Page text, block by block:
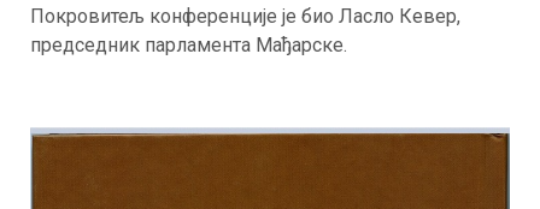
Покровитељ конференције је био Ласло Кевер,
председник парламента Мађарске.